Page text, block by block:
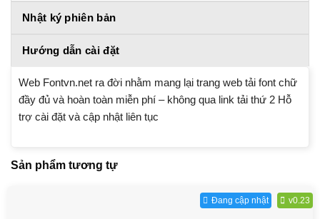
Nhật ký phiên bản
Hướng dẫn cài đặt
Web Fontvn.net ra đời nhằm mang lại trang web tải font chữ
đầy đủ và hoàn toàn miễn phí – không qua link tải thứ 2 Hỗ
trợ cài đặt và cập nhật liên tục
Sản phẩm tương tự
Đang cập nhật v0.23